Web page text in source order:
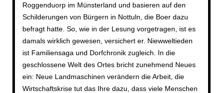
Roggenduorp im Münsterland und basieren auf den
Schilderungen von Bürgern in Nottuln, die Boer dazu
befragt hatte. So, wie in der Lesung vorgetragen, ist es
damals wirklich gewesen, versichert er. Niewweltieden
ist Familiensaga und Dorfchronik zugleich. In die
geschlossene Welt des Ortes bricht zunehmend Neues
ein: Neue Landmaschinen verändern die Arbeit, die
Wirtschaftskrise tut das Ihre dazu, dass viele Menschen